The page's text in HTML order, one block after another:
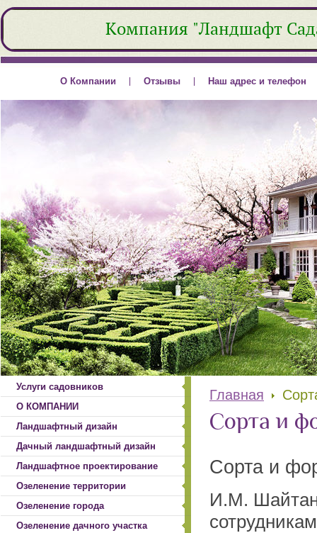
Компания "Ландшафт
О Компании Отзывы Наш адрес и телефон
Главная
Сорта и
Сорта и
И.М.
Услуги садовников
О КОМПАНИИ
Ландшафтный дизайн
Дачный ландшафтный дизайн
Ландшафтное проектирование
Озеленение территории
Озеленение города
Озеленение дачного участка